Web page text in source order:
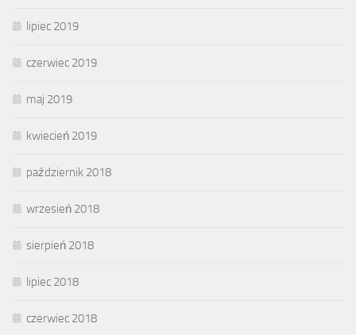
lipiec 2019
czerwiec 2019
maj 2019
kwiecień 2019
październik 2018
wrzesień 2018
sierpień 2018
lipiec 2018
czerwiec 2018